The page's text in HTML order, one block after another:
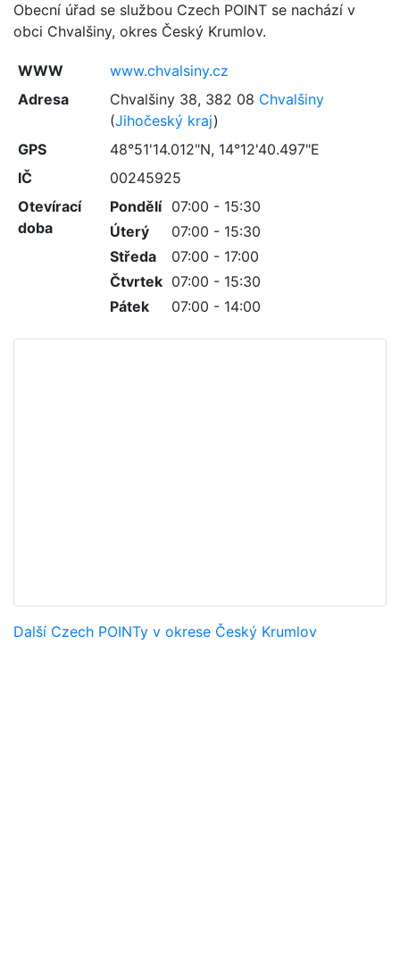
Obecní úřad se službou Czech POINT se nachází v
obci Chvalšiny, okres Český Krumlov.
WWW
www.chvalsiny.cz
Adresa
Chvalšiny 38, 382 08 Chvalšiny
(Jihočeský kraj)
GPS
48°51'14.012"N, 14°12'40.497"E
IČ
00245925
Otevírací
doba
Pondělí
07:00 - 15:30
Úterý
07:00 - 15:30
Středa
07:00 - 17:00
Čtvrtek 07:00 - 15:30
Pátek
07:00 - 14:00
Další Czech POINTy v okrese Český Krumlov